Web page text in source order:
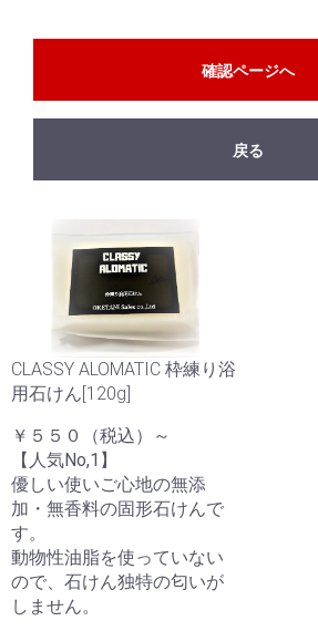
確認ページへ
戻る
CLASSY ALOMATIC 枠練り浴
用石けん[120g]
￥５５０（税込）～
【人気No,1】
優しい使いご心地の無添
加・無香料の固形石けんで
す。
動物性油脂を使っていない
ので、石けん独特の匂いが
しません。